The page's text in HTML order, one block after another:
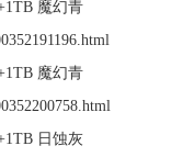
魔幻青
魔幻青
日蚀灰